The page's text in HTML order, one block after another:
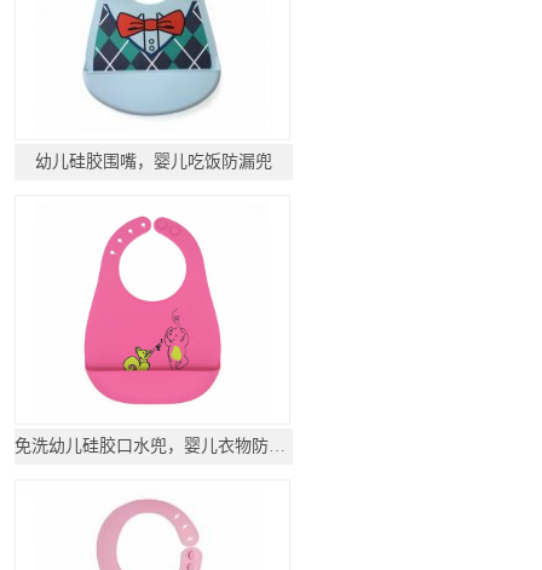
幼儿硅胶围嘴，婴儿吃饭防漏兜
免洗幼儿硅胶口水兜，婴儿衣物防脏围兜